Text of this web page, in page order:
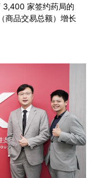
3,400 家签约药局的
商品交易总额）增长